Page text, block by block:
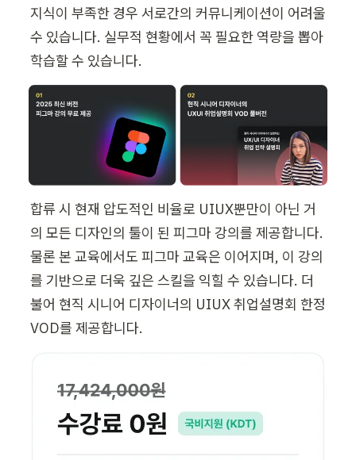
지식이 부족한 경우 서로간의 커뮤니케이션이 어려울
수 있습니다. 실무적 현황에서 꼭 필요한 역량을 뽑아
합류 시 현재 압도적인 비율로 UIUX뿐만이 아닌 거
의 모든 디자인의 툴이 된 피그마 강의를 제공합니다.
물론 본 교육에서도 피그마 교육은 이어지며, 이 강의
를 기반으로 더욱 깊은 스킬을 익힐 수 있습니다. 더
불어 현직 시니어 디자이너의 UIUX 취업설명회 한정